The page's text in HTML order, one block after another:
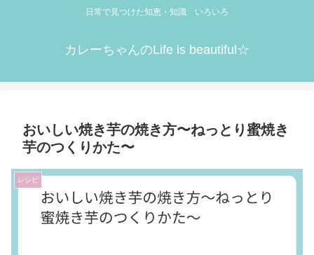
日常で見つけた知恵・知識 いろいろ
カレーちゃんのLife is beautiful☆
おいしい焼き芋の焼き方〜ねっとり蜜焼き
芋のつくりかた〜
レシピ